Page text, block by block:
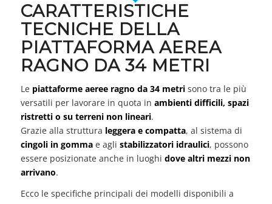
CARATTERISTICHE
TECNICHE DELLA
PIATTAFORMA AEREA
RAGNO DA 34 METRI
Le piattaforme aeree ragno da 34 metrisono tra le più
versatili per lavorare in quota in ambienti difficili, spazi
ristretti o su terreni non lineari.
Grazie alla struttura leggera e compatta, al sistema di
cingoli in gommae agli stabilizzatori idraulici, possono
essere posizionate anche in luoghi dove altri mezzi non
arrivano.
Ecco le specifiche principali dei modelli disponibili a